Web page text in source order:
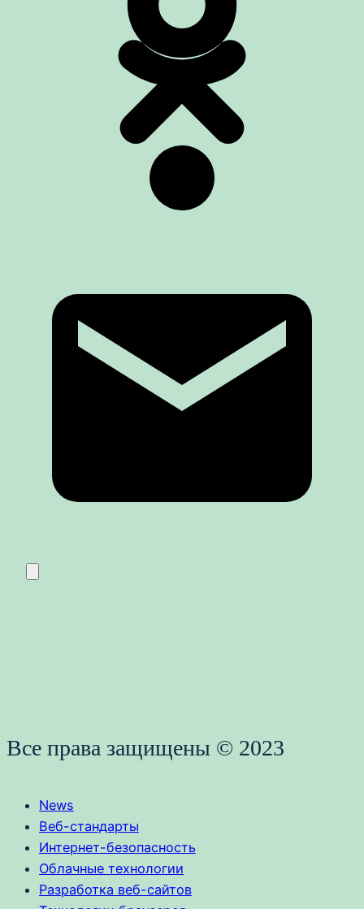
Все права защищены © 2023
News
Веб-стандарты
Интернет-безопасность
Облачные технологии
Разработка веб-сайтов